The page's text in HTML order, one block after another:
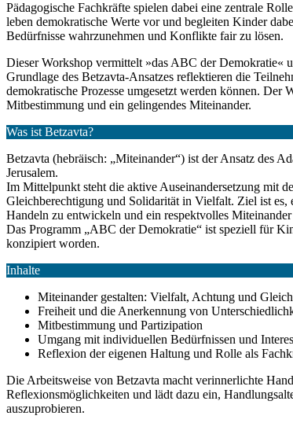
Pädagogische Fachkräfte spielen dabei eine zentrale
leben demokratische Werte vor und begleiten Kinder
Bedürfnisse wahrzunehmen und Konflikte fair zu lösen.
Dieser Workshop vermittelt »das ABC der Demokratie«
Grundlage des Betzavta-Ansatzes reflektieren die
demokratische Prozesse umgesetzt werden können. Der
Mitbestimmung und ein gelingendes Miteinander.
Was ist Betzavta?
Betzavta (hebräisch: „Miteinander“) ist der Ansatz des
Jerusalem.
Im Mittelpunkt steht die aktive Auseinandersetzung mit
Gleichberechtigung und Solidarität in Vielfalt. Ziel ist es,
Handeln zu entwickeln und ein respektvolles Miteinander
Das Programm „ABC der Demokratie“ ist speziell für
konzipiert worden.
Inhalte
Miteinander gestalten: Vielfalt, Achtung und
Freiheit und die Anerkennung von
Mitbestimmung und Partizipation
Umgang mit individuellen Bedürfnissen und
Reflexion der eigenen Haltung und Rolle als
Die Arbeitsweise von Betzavta macht verinnerlichte
Reflexionsmöglichkeiten und lädt dazu ein,
auszuprobieren.